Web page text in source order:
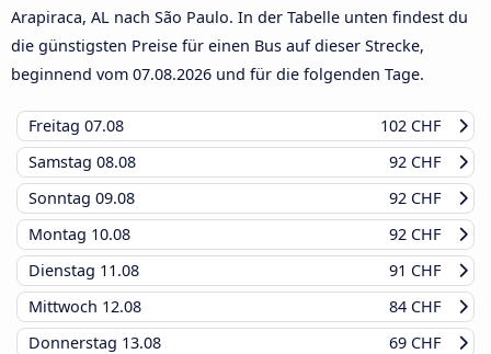
Arapiraca, AL nach São Paulo. In der Tabelle unten findest du
die günstigsten Preise für einen Bus auf dieser Strecke,
beginnend vom 07.08.2026 und für die folgenden Tage.
Freitag 07.08
102 CHF
Samstag 08.08
92 CHF
Sonntag 09.08
92 CHF
Montag 10.08
92 CHF
Dienstag 11.08
91 CHF
Mittwoch 12.08
84 CHF
Donnerstag 13.08 69 CHF